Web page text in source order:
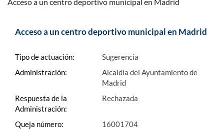
Accesoa un centrodeportivo municipalen Madrid
Tipo de actuación:
Sugerencia
Administración:
Alcaldía del Ayuntamiento de
Madrid
Respuesta de la
Administración:
Rechazada
Queja número: 16001704